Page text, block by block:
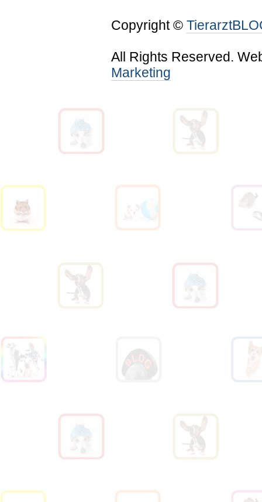
Copyright ©
All Rights Reserved.
Marketing